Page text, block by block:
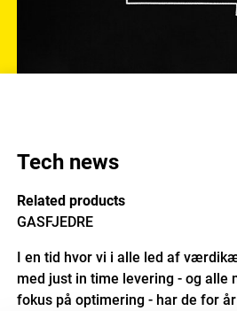
Tech news
Related products
GASFJEDRE
I en tid hvor vi i alle led af
med just in time levering - og alle
fokus på optimering - har de for